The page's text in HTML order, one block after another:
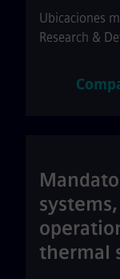
Ubicaciones
Research &
thermal